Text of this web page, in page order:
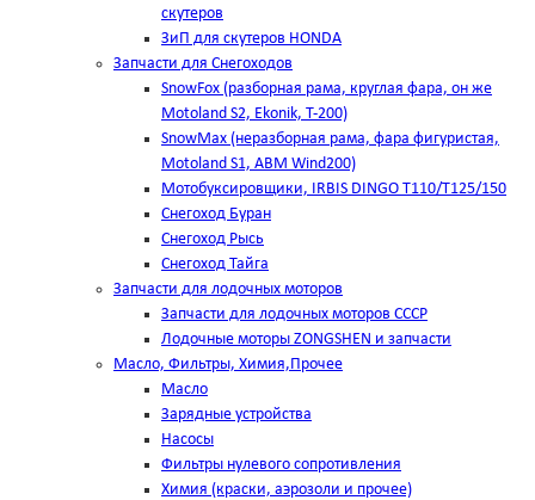
скутеров
ЗиП для скутеров HONDA
Запчасти для Снегоходов
SnowFox (разборная рама, круглая фара, он же
Motoland S2, Ekonik, T-200)
SnowMax (неразборная рама, фара фигуристая,
Motoland S1, ABM Wind200)
Мотобуксировщики, IRBIS DINGO Т110/Т125/150
Снегоход Буран
Снегоход Рысь
Снегоход Тайга
Запчасти для лодочных моторов
Запчасти для лодочных моторов СССР
Лодочные моторы ZONGSHEN и запчасти
Масло, Фильтры, Химия,Прочее
Масло
Зарядные устройства
Насосы
Фильтры нулевого сопротивления
Химия (краски, аэрозоли и прочее)